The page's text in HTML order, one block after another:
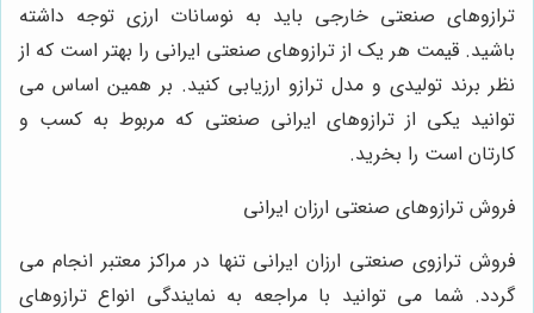
ترازوهای صنعتی خارجی باید به نوسانات ارزی توجه داشته
باشید. قیمت هر یک از ترازوهای صنعتی ایرانی را بهتر است که از
نظر برند تولیدی و مدل ترازو ارزیابی کنید. بر همین اساس می
‌توانید یکی از ترازوهای ایرانی صنعتی که مربوط به کسب و
کارتان است را بخرید.
فروش ترازوهای صنعتی ارزان ایرانی
فروش ترازوی صنعتی ارزان ایرانی تنها در مراکز معتبر انجام می‌
گردد. شما می‌ توانید با مراجعه به نمایندگی انواع ترازوهای